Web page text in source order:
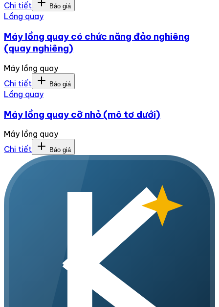
Chi tiết
Báo giá
Lồng quay
Máy lồng quay có chức năng đảo nghiêng
(quay nghiêng)
Máy lồng quay
Chi tiết
Báo giá
Lồng quay
Máy lồng quay cỡ nhỏ (mô tơ dưới)
Máy lồng quay
Chi tiết
Báo giá